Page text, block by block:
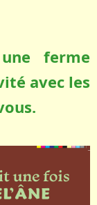
ferme
avec les